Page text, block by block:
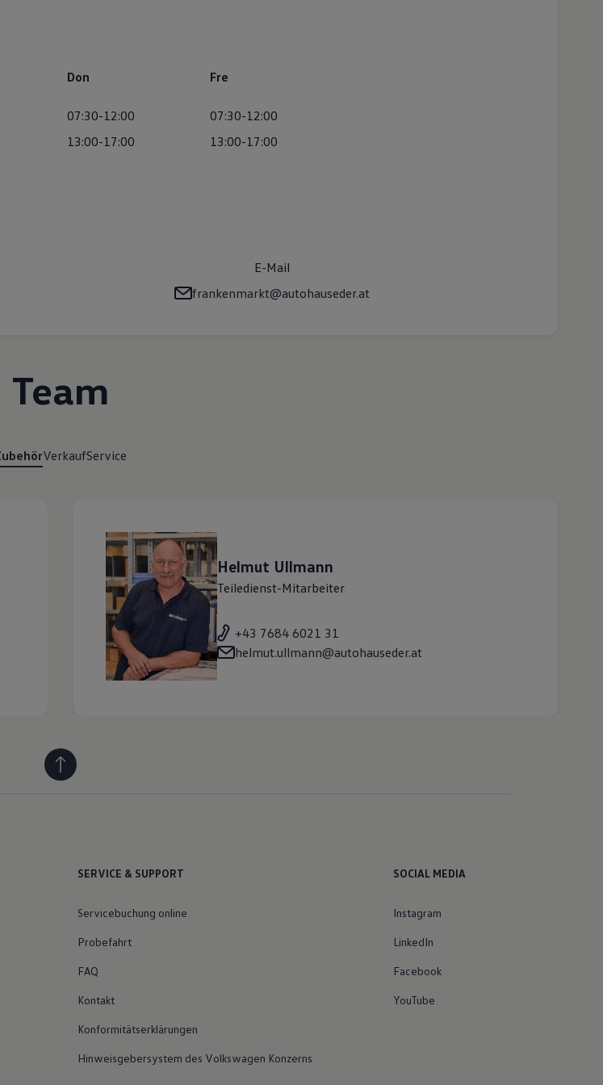
Don
07:30-12:00
13:00-17:00
Fre
07:30-12:00
13:00-17:00
E-Mail
frankenmarkt@autohauseder.at
Team
VerkaufService
Helmut Ullmann
Teiledienst-Mitarbeiter
+43 7684 6021 31
helmut.ullmann@autohauseder.at
SERVICE & SUPPORT
Servicebuchung online
Probefahrt
FAQ
Kontakt
Konformitätserklärungen
Hinweisgebersystem des Volkswagen Konzerns
SOCIAL MEDIA
Instagram
LinkedIn
Facebook
YouTube